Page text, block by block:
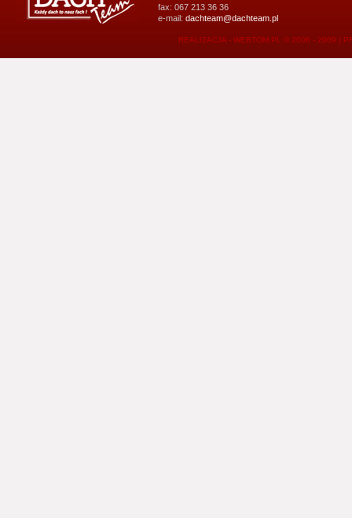
fax: 067 213 36 36
e-mail: dachteam@dachteam.pl
REALIZACJA - WEBTOM.PL © 2006 - 2009 |